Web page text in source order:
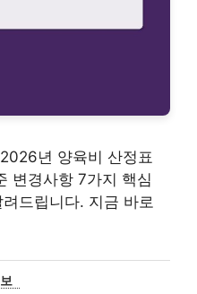
년 양육비 산정표
변경사항 7가지 핵심
드립니다. 지금 바로